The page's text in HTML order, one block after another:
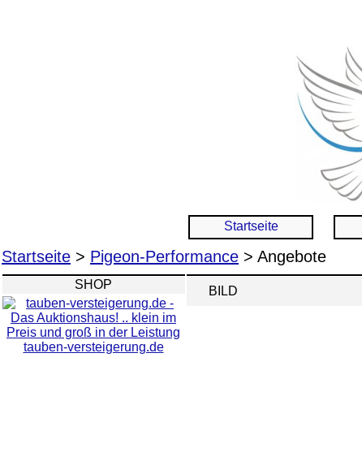
Startseite
Startseite > Pigeon-Performance > Angebote
SHOP
tauben-versteigerung.de
BILD